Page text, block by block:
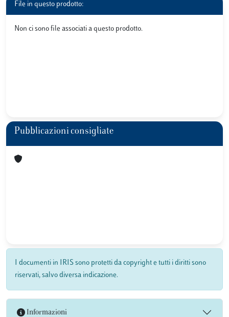
File in questo prodotto:
Non ci sono file associati a questo prodotto.
Pubblicazioni consigliate
I documenti in IRIS sono protetti da copyright e tutti i diritti sono
riservati, salvo diversa indicazione.
Informazioni